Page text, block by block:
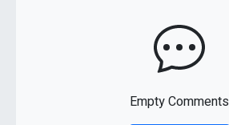
Empty Comments